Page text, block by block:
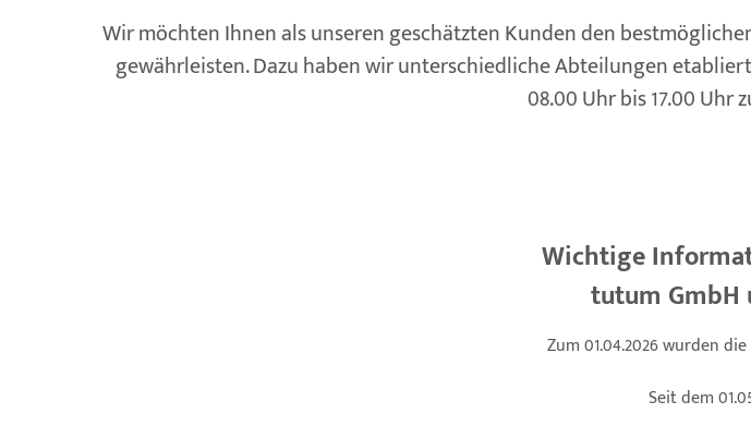
Wir möchten Ihnen als unseren geschätzten Kunden den
gewährleisten. Dazu haben wir unterschiedliche Abteilungen
08.00 Uhr bis 17.00 Uhr
Wichtige
tutum GmbH
Zum 01.04.2026 wurden
Seit dem